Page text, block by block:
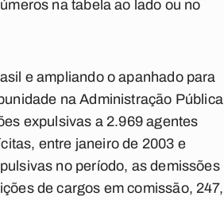
na tabela ao lado ou no
e ampliando o apanhado para
na Administração Pública
expulsivas a 2.969 agentes
entre janeiro de 2003 e
no período, as demissões
de cargos em comissão, 247,